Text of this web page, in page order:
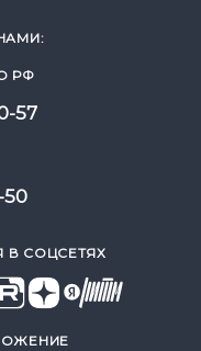
РФ
57
50
В СОЦСЕТЯХ